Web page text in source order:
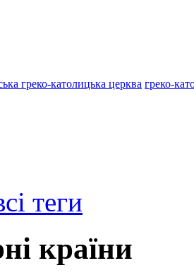
греко-католицька церква греко-
теги
країни